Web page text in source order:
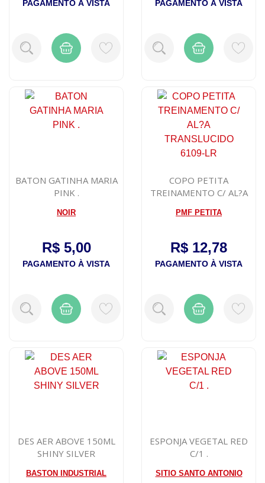
PAGAMENTO À VISTA PAGAMENTO À VISTA
BATON GATINHA MARIA
PINK .
NOIR
R$ 5,00
PAGAMENTO À VISTA
COPO PETITA
TREINAMENTO C/ AL?A
PMF PETITA
R$ 12,78
PAGAMENTO À VISTA
DES AER ABOVE 150ML
SHINY SILVER
BASTON INDUSTRIAL
ESPONJA VEGETAL RED
C/1 .
SITIO SANTO ANTONIO